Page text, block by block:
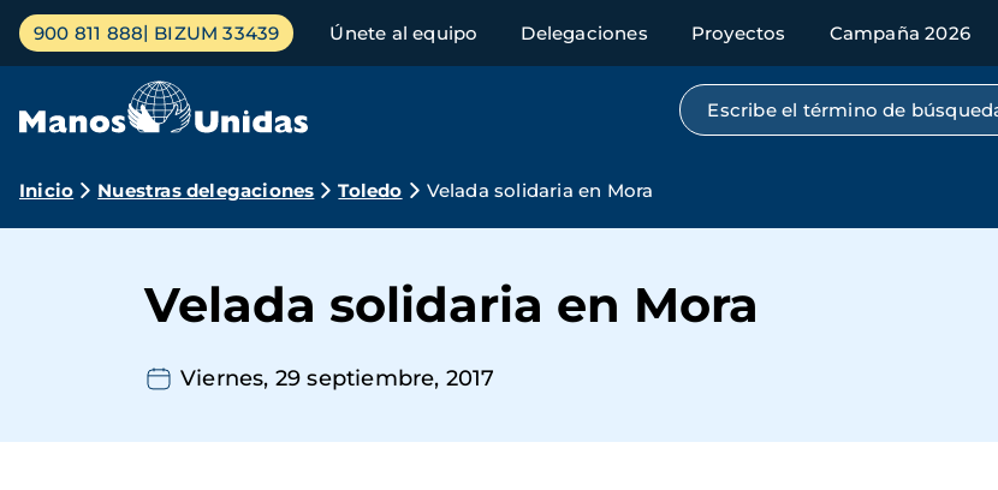
Pasar
contenido
Menú
principal
900 811 888 BIZUM 33439 Únete al equipo Delegaciones Proyectos Campaña 2026
Búsqueda por texto completo
Ruta
navegación
Inicio Nuestras delegaciones Toledo Velada solidaria en Mora
Velada solidaria en Mora
Viernes, 29 septiembre, 2017